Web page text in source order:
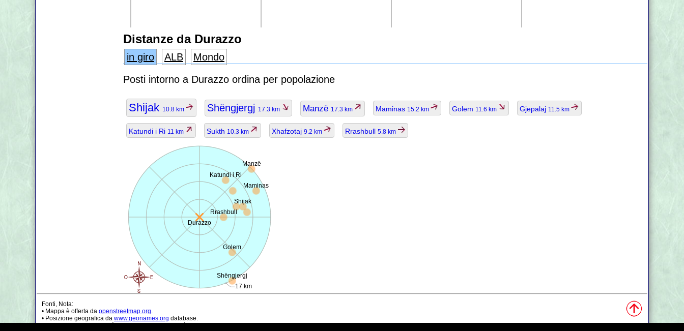
Distanze da Durazzo
in giro ALB
Mondo
Posti intorno a Durazzo ordina per popolazione
Shijak 10.8 km Shëngjergj 17.3 km Manzë 17.3 km Maminas 15.2 km Golem 11.6 km Gjepalaj 11.5 km
Katundi i Ri 11 km Sukth 10.3 km Xhafzotaj 9.2 km Rrashbull 5.8 km
Durazzo
17 km
Shijak
Shëngjergj
Manzë
Maminas
Golem
Katundi i Ri
Rrashbull
Fonti, Nota:
• Mappa è offerta da openstreetmap.org.
• Posizione geografica da www.geonames.org database.